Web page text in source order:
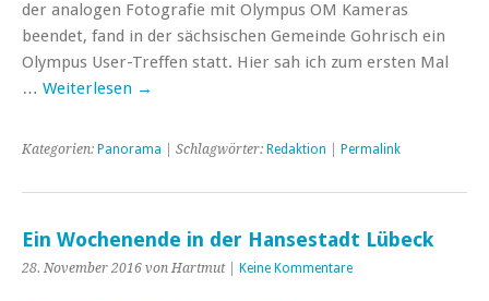
der analogen Fotografie mit Olympus OM Kameras
beendet, fand in der sächsischen Gemeinde Gohrisch ein
Olympus User-Treffen statt. Hier sah ich zum ersten Mal
… Weiterlesen →
Kategorien: Panorama | Schlagwörter: Redaktion Permalink
Ein Wochenende in der Hansestadt Lübeck
28. November 2016 von Hartmut | Keine Kommentare